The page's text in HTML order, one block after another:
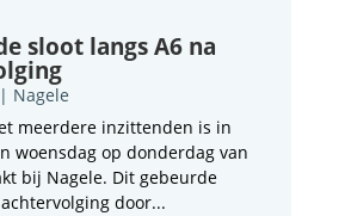
sloot langs A6 na
Nagele
meerdere inzittenden is in
woensdag op donderdag van
bij Nagele. Dit gebeurde
door...